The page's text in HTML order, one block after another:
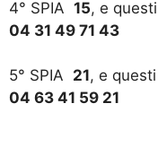
4° SPIA 15, e
04 31 49 71 43
5° SPIA 21, e
04 63 41 59 21